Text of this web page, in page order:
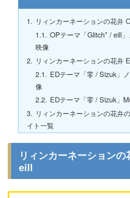
リィンカーネーションの花弁
OPテーマ「Glitch* / eill
映像
リィンカーネーションの花弁
EDテーマ「零 / Sizuk」
像
EDテーマ「零 / Sizuk」
リィンカーネーションの花弁
イト一覧
リィンカーネーションの
eill